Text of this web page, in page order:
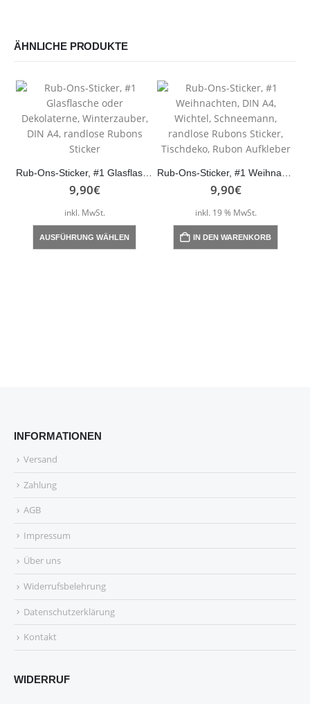
ÄHNLICHE PRODUKTE
Rub-Ons-Sticker, #1 Glasflasche oder Dekolaterne, Winterzauber, DIN A4, randlose Rubons Sticker
9,90€
inkl. MwSt.
AUSFÜHRUNG WÄHLEN
Dieses Produkt weist mehrere Varianten auf. Die Optionen können auf der Produktseite gewählt werden
Rub-Ons-Sticker, #1 Weihnachten, DIN A4, Wichtel, Schneemann, randlose Rubons Sticker, Tischdeko, Rubon Aufkleber
9,90€
inkl. 19 % MwSt.
IN DEN WARENKORB
INFORMATIONEN
Versand
Zahlung
AGB
Impressum
Über uns
Widerrufsbelehrung
Datenschutzerklärung
Kontakt
WIDERRUF